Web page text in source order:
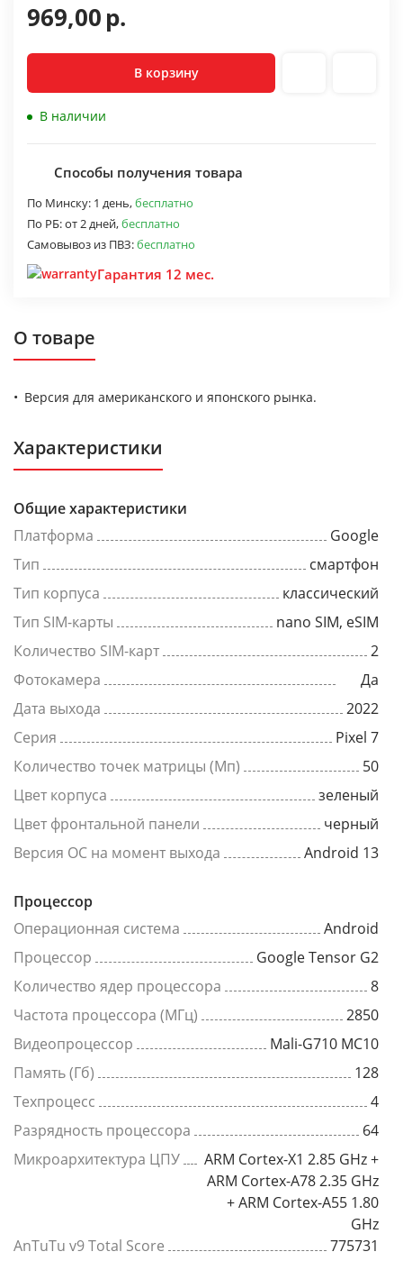
969,00р.
В корзину
В наличии
Способы получения товара
По Минску: 1 день,бесплатно
По РБ:от 2 дней,бесплатно
Самовывоз из ПВЗ:бесплатно
Гарантия 12 мес.
О товаре
Версия для американского и японского рынка.
Характеристики
Общие характеристики
Платформа
Google
Тип
смартфон
Тип корпуса
классический
Тип SIM-карты
nano SIM, eSIM
Количество SIM-карт
2
Фотокамера
Да
Дата выхода
2022
Серия
Pixel 7
Количество точек матрицы (Мп)
50
Цвет корпуса
зеленый
Цвет фронтальной панели
черный
Версия ОС на момент выхода
Android 13
Процессор
Операционная система
Android
Процессор
Google Tensor G2
Количество ядер процессора
8
Частота процессора (МГц)
2850
Видеопроцессор
Mali-G710 MC10
Память (Гб)
128
Техпроцесс
4
Разрядность процессора
64
Микроархитектура ЦПУ
ARM Cortex-X1 2.85 GHz +
ARM Cortex-A78 2.35 GHz
+ ARM Cortex-A55 1.80
GHz
AnTuTu v9 Total Score
775731